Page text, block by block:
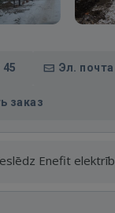
Эл. почта
заказ
Enefit